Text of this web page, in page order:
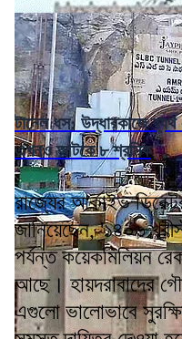
টানেল ধস: উদ্ধারকাজে
এখনও আটকে ৮ শ্রমিক
রাজ্যের আর্কাইভ
জানিয়েছেন, '১৪০৬
পর্যন্ত কয়েকমিলিয়ন
আছে। হায়দরাবাদের
এগুলো ভালোভাবে